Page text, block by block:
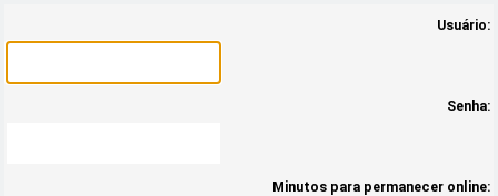
Usuário:
Senha:
Minutos para permanecer online: